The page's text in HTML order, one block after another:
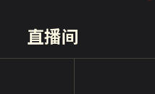
直播间